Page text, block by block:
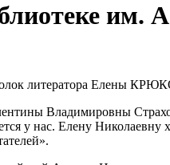
им.
литератора Елены
Владимировны
у нас. Елену